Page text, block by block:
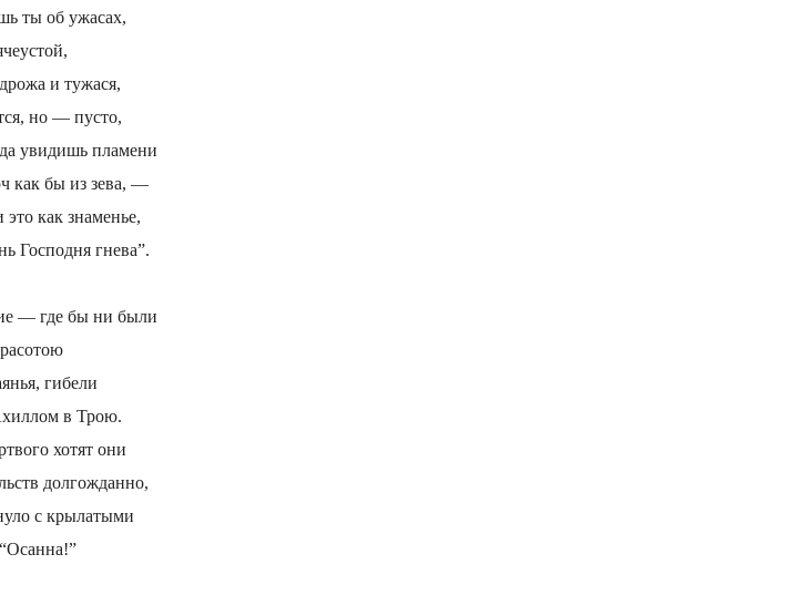
ты об ужасах,
и тужася,
но — пусто,
увидишь пламени
как бы из зева, —
как знаменье,
Господня гнева”.
— где бы ни были
гибели
в Трою.
хотят они
долгожданно,
с крылатыми